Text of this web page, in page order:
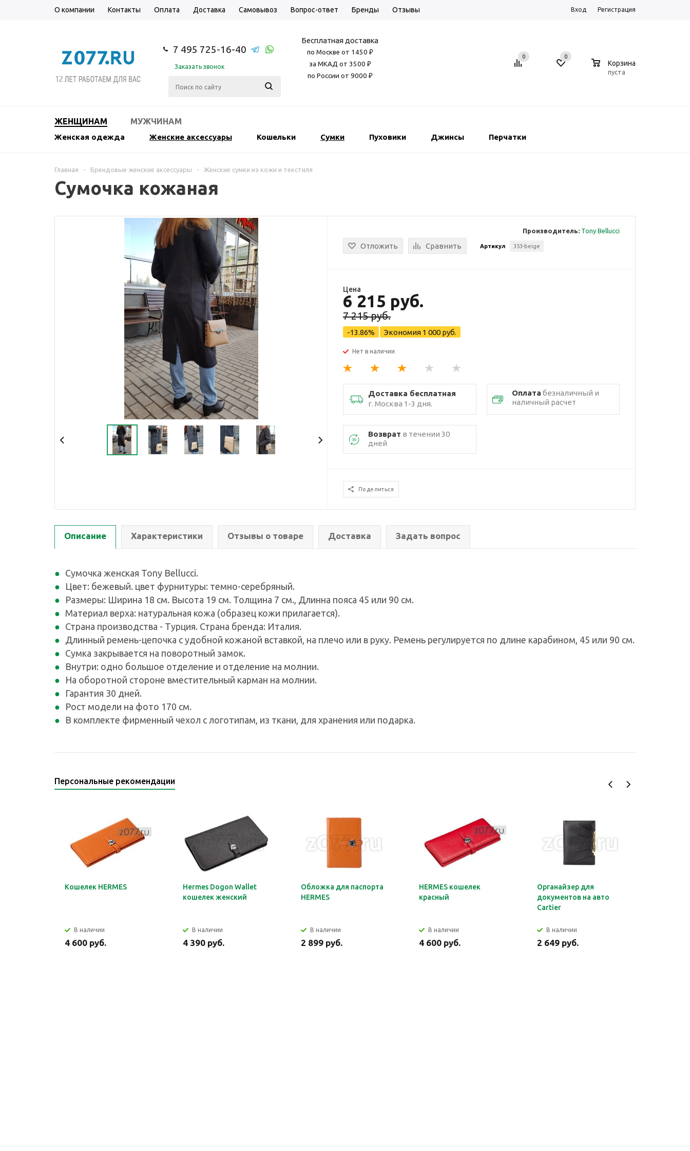
О компании Контакты Оплата Доставка Самовывоз Вопрос-ответ Бренды Отзывы Вход Регистрация
7 495 725-16-40
Заказать звонок
Бесплатная доставка
по Москве от 1450 ₽
за МКАД от 3500 ₽
по России от 9000 ₽
0 0
Корзина
пуста
ЖЕНЩИНАМ МУЖЧИНАМ
Женская одежда Женские аксессуары Кошельки Сумки Пуховики Джинсы Перчатки
Главная - Брендовые женские аксессуары - Женские сумки из кожи и текстиля
Сумочка кожаная
Производитель: Tony Bellucci
Отложить Сравнить Артикул 353-beige
Цена
6 215 руб.
7 215 руб.
-13.86% Экономия 1 000 руб.
Нет в наличии
Доставка бесплатная
г. Москва 1-3 дня.
Оплата безналичный и
наличный расчет
Возврат в течении 30
дней
Поделиться
Описание Характеристики Отзывы о товаре Доставка Задать вопрос
Сумочка женская Tony Bellucci.
Цвет: бежевый. цвет фурнитуры: темно-серебряный.
Размеры: Ширина 18 см. Высота 19 см. Толщина 7 см., Длинна пояса 45 или 90 см.
Материал верха: натуральная кожа (образец кожи прилагается).
Страна производства - Турция. Страна бренда: Италия.
Длинный ремень-цепочка с удобной кожаной вставкой, на плечо или в руку. Ремень регулируется по длине карабином, 45 или 90 см.
Сумка закрывается на поворотный замок.
Внутри: одно большое отделение и отделение на молнии.
На оборотной стороне вместительный карман на молнии.
Гарантия 30 дней.
Рост модели на фото 170 см.
В комплекте фирменный чехол с логотипам, из ткани, для хранения или подарка.
Персональные рекомендации
Кошелек HERMES
В наличии
4 600 руб.
Hermes Dogon Wallet
кошелек женский
В наличии
4 390 руб.
Обложка для паспорта
HERMES
В наличии
2 899 руб.
HERMES кошелек
красный
В наличии
4 600 руб.
Органайзер для
документов на авто
Cartier
В наличии
2 649 руб.